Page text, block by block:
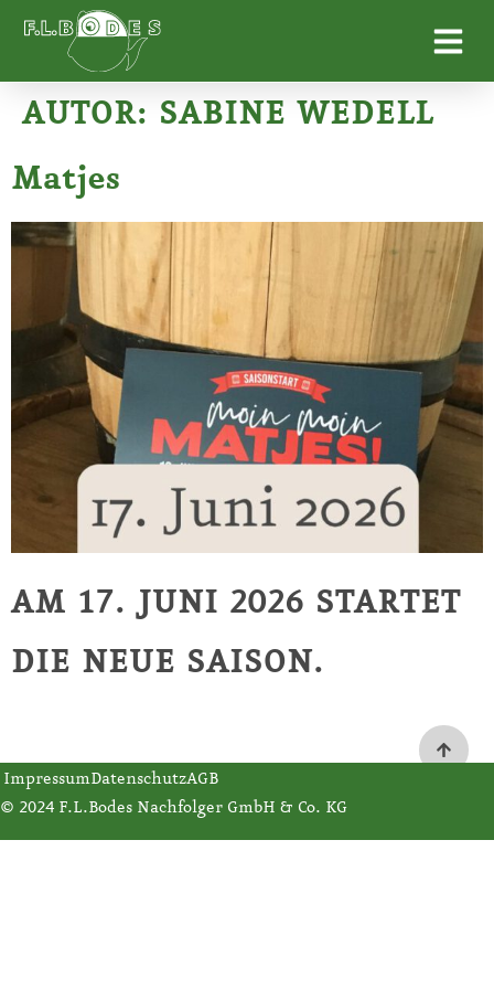
AUTOR: SABINE WEDELL
Matjes
AM 17. JUNI 2026 STARTET
DIE NEUE SAISON.
ImpressumDatenschutzAGB
© 2024 F.L.Bodes Nachfolger GmbH & Co. KG